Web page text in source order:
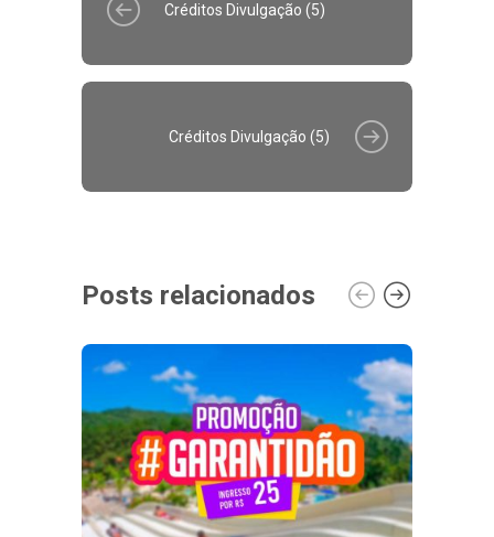
Créditos Divulgação (5)
Créditos Divulgação (5)
Posts relacionados